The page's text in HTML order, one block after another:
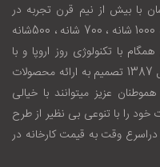
با بيش از نيم قرن تجربه در
زمينه توليد انواع فرش ماشینی 1200 شانه ، 1000 شانه ، 700 شانه ، 500شانه
950.000 متر مربع همگام با تکنولوژی روز اروپا و با
استفاده از بالاترين کيفيت متريال از اغاز سال 1387 تصميم به ارائه محصولات
عزيز ميتوانند با خيالی
را با تنوعی بی نظير از طرح
وقت به قيمت کارخانه در